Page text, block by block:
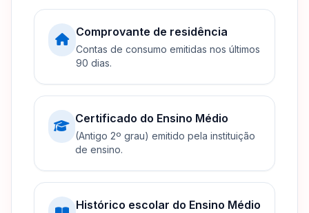
Comprovante de residência
Contas de consumo emitidas nos últimos
90 dias.
Certificado do Ensino Médio
(Antigo 2º grau) emitido pela instituição
de ensino.
Histórico escolar do Ensino Médio